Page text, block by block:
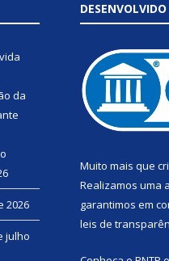
da
2026
julho
Muito mais que
Realizamos uma
garantimos em
leis de